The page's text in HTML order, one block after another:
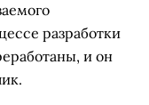
разработки
и он